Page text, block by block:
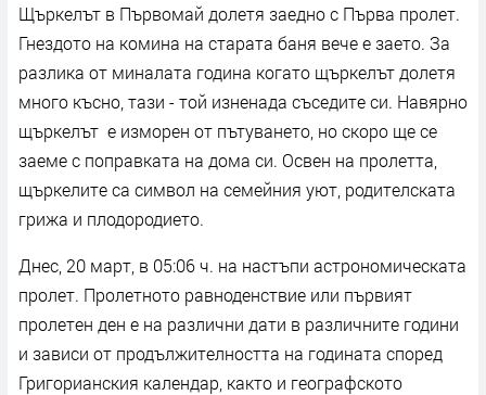
Щъркелът в Първомай долетя заедно с Първа пролет.
Гнездото на комина на старата баня вече е заето. За
разлика от миналата година когато щъркелът долетя
много късно, тази - той изненада съседите си. Навярно
щъркелът е изморен от пътуването, но скоро ще се
заеме с поправката на дома си. Освен на пролетта,
щъркелите са символ на семейния уют, родителската
грижа и плодородието.
Днес, 20 март, в 05:06 ч. на настъпи астрономическата
пролет. Пролетното равноденствие или първият
пролетен ден е на различни дати в различните години
и зависи от продължителността на годината според
Григорианския календар, както и географското